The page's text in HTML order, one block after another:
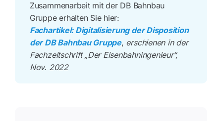
Zusammenarbeit mit der DB Bahnbau
Gruppe erhalten Sie hier:
Fachartikel: Digitalisierung der Disposition
der DB Bahnbau Gruppe, erschienen in der
Fachzeitschrift „Der Eisenbahningenieur“,
Nov. 2022